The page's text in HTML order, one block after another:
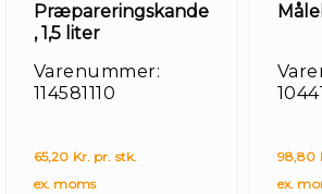
Præpareringskande
, 1,5 liter
Varenummer:
114581110
65,20 Kr. pr. stk.
ex. moms
98,80
ex.